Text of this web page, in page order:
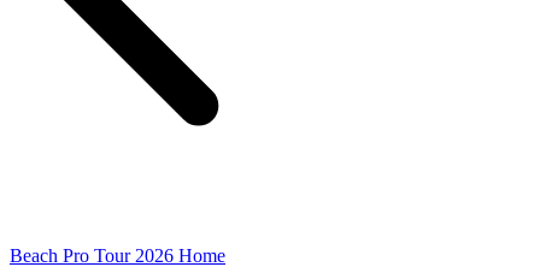
Beach Pro Tour 2026 Home